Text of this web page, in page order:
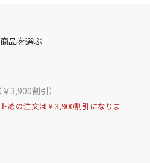
品を選ぶ
3,900割引）
めの注文は￥3,900割引になりま